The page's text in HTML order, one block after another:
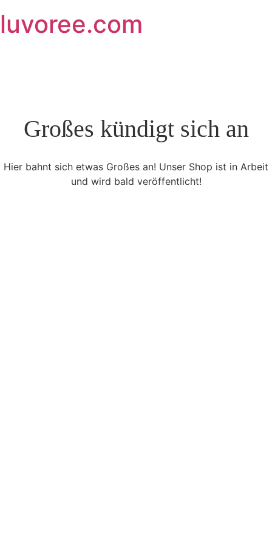
to
content
luvoree.com
Großes kündigt sich an
Hier bahnt sich etwas Großes an! Unser Shop ist in Arbeit
und wird bald veröffentlicht!